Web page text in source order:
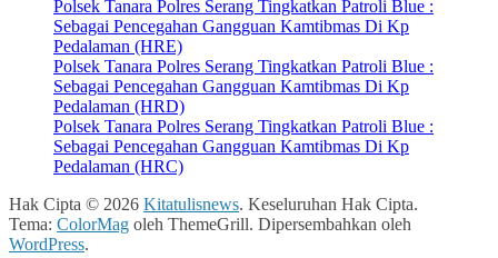
Polsek Tanara Polres Serang Tingkatkan Patroli Blue :
Sebagai Pencegahan Gangguan Kamtibmas Di Kp
Pedalaman (HRE)
Polsek Tanara Polres Serang Tingkatkan Patroli Blue :
Sebagai Pencegahan Gangguan Kamtibmas Di Kp
Pedalaman (HRD)
Polsek Tanara Polres Serang Tingkatkan Patroli Blue :
Sebagai Pencegahan Gangguan Kamtibmas Di Kp
Pedalaman (HRC)
Hak Cipta © 2026 Kitatulisnews. Keseluruhan Hak Cipta.
Tema: ColorMag oleh ThemeGrill. Dipersembahkan oleh
WordPress.